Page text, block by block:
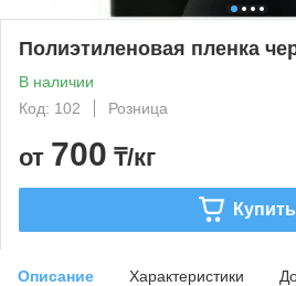
Полиэтиленовая пленка
В наличии
Код: 102
Розница
от 700 ₸/кг
Купить
Описание Характеристики